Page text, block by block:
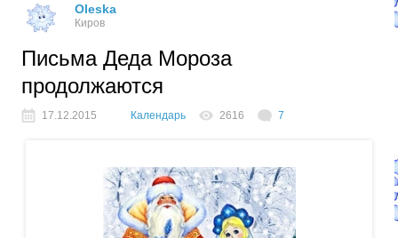
Oleska
Киров
Письма Деда Мороза
продолжаются
17.12.2015 Календарь 2616 7